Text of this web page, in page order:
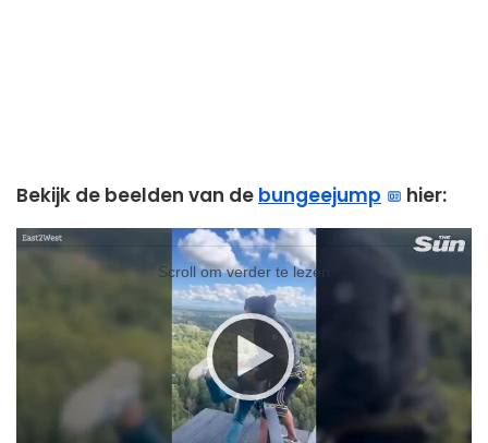
Bekijk de beelden van de bungeejump hier:
Video
Scroll om verder te lezen